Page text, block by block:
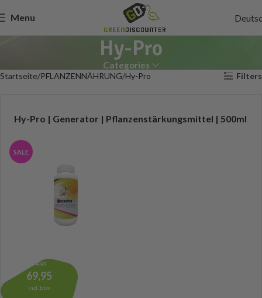
Menu
Hy-Pro
Categories
Startseite PFLANZENNÄHRUNG Hy-Pro Filters
Hy-Pro | Generator | Pflanzenstärkungsmittel | 500ml
SALE
79,95
69,95
Incl. btw